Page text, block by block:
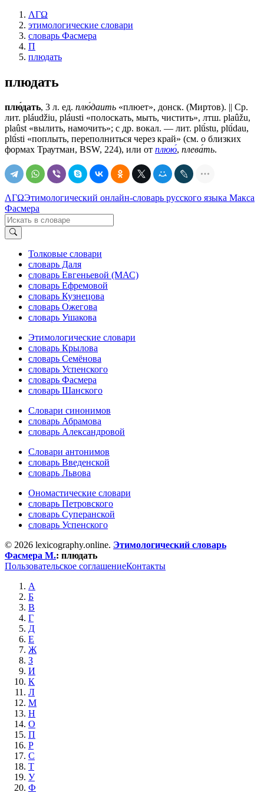
ΛΓΩ
этимологические словари
словарь Фасмера
П
плюдать
плюдать
плю́дать, 3 л. ед. плю́даить «плюет», донск. (Миртов). || Ср.
лит. pláudžiu, pláusti «полоскать, мыть, чистить», лтш. plaûžu,
plaûst «вылить, намочить»; с др. вокал. — лит. plū́stu, plū́dau,
plū́sti «поплыть, переполниться через край» (см. о близких
формах Траутман, BSW, 224), или от плюю́, плева́ть.
ΛΓΩЭтимологический онлайн-словарь русского языка Макса
Фасмера
Толковые словари
словарь Даля
словарь Евгеньевой (МАС)
словарь Ефремовой
словарь Кузнецова
словарь Ожегова
словарь Ушакова
Этимологические словари
словарь Крылова
словарь Семёнова
словарь Успенского
словарь Фасмера
словарь Шанского
Словари синонимов
словарь Абрамова
словарь Александровой
Словари антонимов
словарь Введенской
словарь Львова
Ономастические словари
словарь Петровского
словарь Суперанской
словарь Успенского
© 2026 lexicography.online. Этимологический словарь
Фасмера М.: плюдать
Пользовательское соглашениеКонтакты
А
Б
В
Г
Д
Е
Ж
З
И
К
Л
М
Н
О
П
Р
С
Т
У
Ф